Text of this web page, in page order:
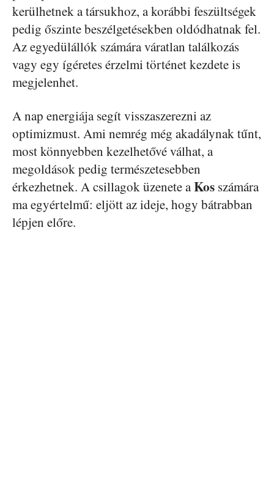
kerülhetnek a társukhoz, a korábbi feszültségek
pedig őszinte beszélgetésekben oldódhatnak fel.
Az egyedülállók számára váratlan találkozás
vagy egy ígéretes érzelmi történet kezdete is
megjelenhet.
A nap energiája segít visszaszerezni az
optimizmust. Ami nemrég még akadálynak tűnt,
most könnyebben kezelhetővé válhat, a
megoldások pedig természetesebben
érkezhetnek. A csillagok üzenete aKos számára
ma egyértelmű: eljött az ideje, hogy bátrabban
lépjen előre.